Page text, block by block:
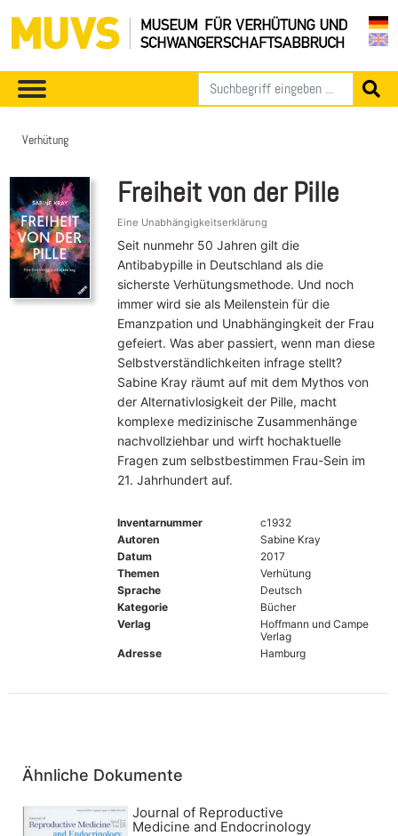
Verhütung
Freiheit von der Pille
Eine Unabhängigkeitserklärung
Seit nunmehr 50 Jahren gilt die
Antibabypille in Deutschland als die
sicherste Verhütungsmethode. Und noch
immer wird sie als Meilenstein für die
Emanzpation und Unabhängingkeit der Frau
gefeiert. Was aber passiert, wenn man diese
Selbstverständlichkeiten infrage stellt?
Sabine Kray räumt auf mit dem Mythos von
der Alternativlosigkeit der Pille, macht
komplexe medizinische Zusammenhänge
nachvollziehbar und wirft hochaktuelle
Fragen zum selbstbestimmen Frau-Sein im
21. Jahrhundert auf.
Inventarnummer
c1932
Autoren
Sabine Kray
Datum
2017
Themen
Verhütung
Sprache
Deutsch
Kategorie
Bücher
Verlag
Hoffmann und Campe
Verlag
Adresse
Hamburg
Ähnliche Dokumente
Journal of Reproductive
Medicine and Endocrinology